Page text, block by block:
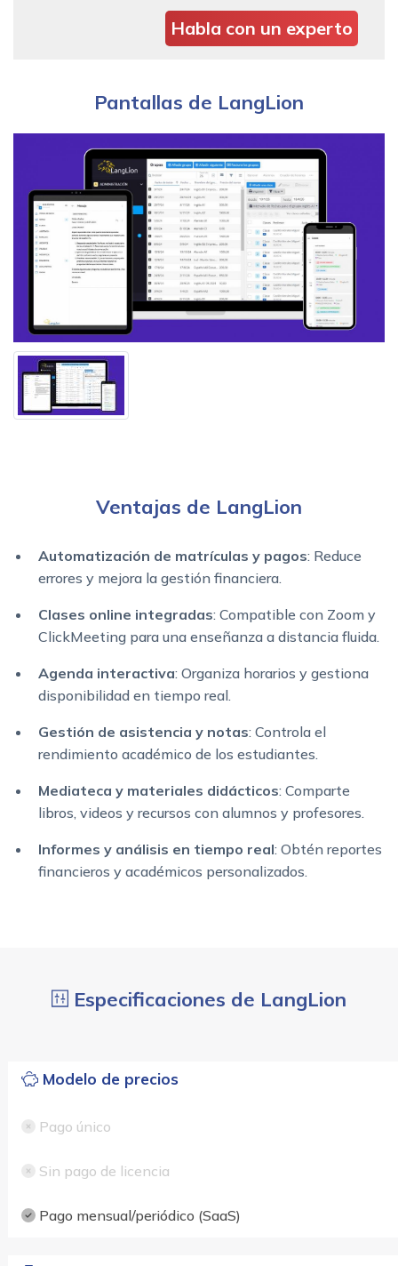
Habla con un experto
Pantallas de LangLion
Ventajas de LangLion
Automatización de matrículas y pagos: Reduce
errores y mejora la gestión financiera.
Clases online integradas: Compatible con Zoom y
ClickMeeting para una enseñanza a distancia fluida.
Agenda interactiva: Organiza horarios y gestiona
disponibilidad en tiempo real.
Gestión de asistencia y notas: Controla el
rendimiento académico de los estudiantes.
Mediateca y materiales didácticos: Comparte
libros, videos y recursos con alumnos y profesores.
Informes y análisis en tiempo real: Obtén reportes
financieros y académicos personalizados.
Especificaciones de LangLion
Modelo de precios
Pago único
Sin pago de licencia
Pago mensual/periódico (SaaS)